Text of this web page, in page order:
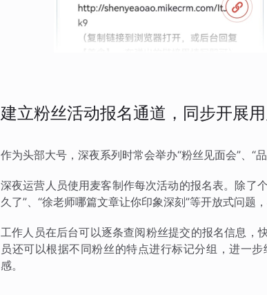
建立粉丝活动报名通道，同步开展
作为头部大号，深夜系列时常会举办“粉丝见面会”、“
深夜运营人员使用麦客制作每次活动的报名表。除了
久了”、“徐老师哪篇文章让你印象深刻”等开放式问题
工作人员在后台可以逐条查阅粉丝提交的报名信息，
员还可以根据不同粉丝的特点进行标记分组，进一
感。